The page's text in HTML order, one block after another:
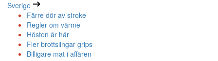
Sverige
Färre dör av stroke
Regler om värme
Hösten är här
Fler brottslingar grips
Billigare mat i affären